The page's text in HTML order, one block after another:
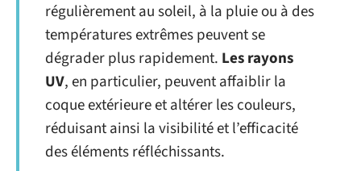
régulièrement au soleil, à la pluie ou à des
températures extrêmes peuvent se
dégrader plus rapidement. Les rayons
UV, en particulier, peuvent affaiblir la
coque extérieure et altérer les couleurs,
réduisant ainsi la visibilité et l’efficacité
des éléments réfléchissants.